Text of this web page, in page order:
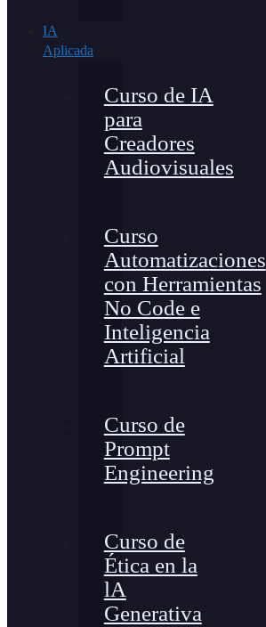
IA
Aplicada
Curso de IA
para
Creadores
Audiovisuales
Curso
Automatizaciones
con Herramientas
No Code e
Inteligencia
Artificial
Curso de
Prompt
Engineering
Curso de
Ética en la
lA
Generativa